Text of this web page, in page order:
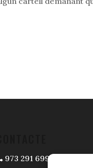
973 291 699